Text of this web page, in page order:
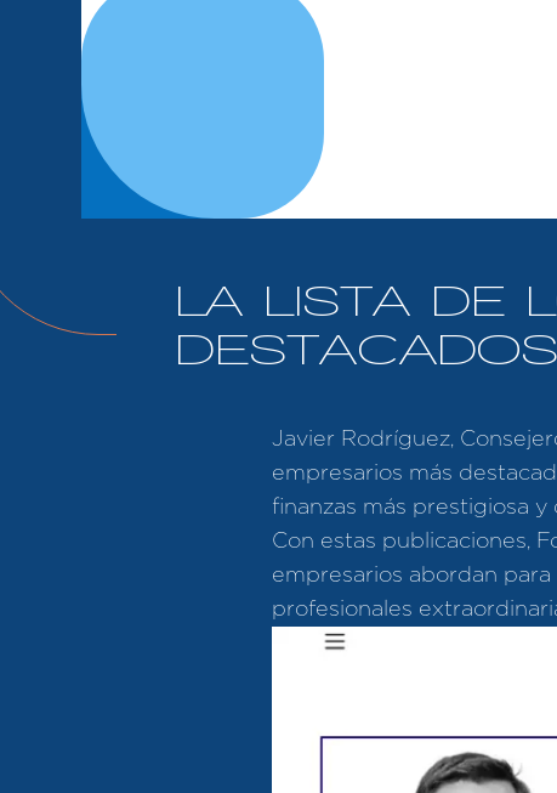
LA LISTA DE
Javier Rodríguez,
empresarios más
finanzas más prestigiosa
Con estas publicaciones,
empresarios abordan
profesionales